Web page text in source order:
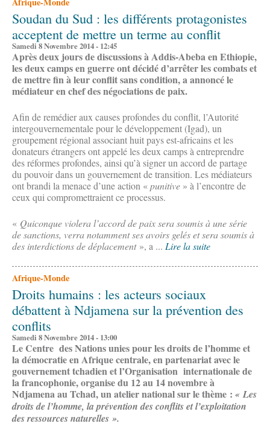
Soudan du Sud : les différents protagonistes
acceptent de mettre un terme au conflit
Samedi 8 Novembre 2014 - 12:45
Après deux jours de discussions à Addis-Abeba en Ethiopie,
les deux camps en guerre ont décidé d’arrêter les combats et
de mettre fin à leur conflit sans condition, a annoncé le
médiateur en chef des négociations de paix.
Afin de remédier aux causes profondes du conflit, l’Autorité
intergouvernementale pour le développement (Igad), un
groupement régional associant huit pays est-africains et les
donateurs étrangers ont appelé les deux camps à entreprendre
des réformes profondes, ainsi qu’à signer un accord de partage
du pouvoir dans un gouvernement de transition. Les médiateurs
ont brandi la menace d’une action «punitive » à l’encontre de
ceux qui compromettraient ce processus.
« Quiconque violera l’accord de paix sera soumis à une série
de sanctions, verra notamment ses avoirs gelés et sera soumis à
des interdictions de déplacement», a ... Lire la suite
Afrique-Monde
Droits humains : les acteurs sociaux
débattent à Ndjamena sur la prévention des
conflits
Samedi 8 Novembre 2014 - 13:00
Le Centre des Nations unies pour les droits de l’homme et
la démocratie en Afrique centrale, en partenariat avec le
gouvernement tchadien et l’Organisation internationale de
la francophonie, organise du 12 au 14 novembre à
Ndjamena au Tchad, un atelier national sur le thème : « Les
droits de l’homme, la prévention des conflits et l’exploitation
des ressources naturelles ».